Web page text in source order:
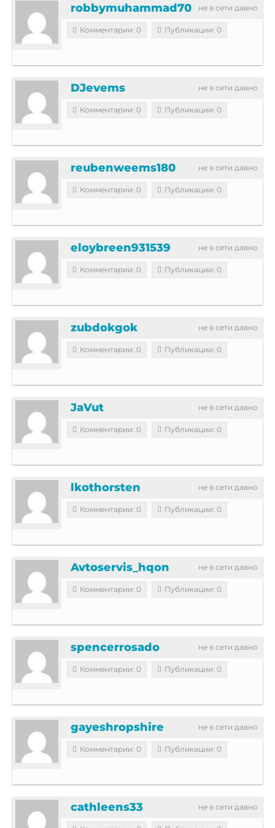
не в сети давно
robbymuhammad70
Комментарии: 0 Публикации: 0
не в сети давно
DJevems
Комментарии: 0 Публикации: 0
не в сети давно
reubenweems180
Комментарии: 0 Публикации: 0
не в сети давно
eloybreen931539
Комментарии: 0 Публикации: 0
не в сети давно
zubdokgok
Комментарии: 0 Публикации: 0
не в сети давно
JaVut
Комментарии: 0 Публикации: 0
не в сети давно
lkothorsten
Комментарии: 0 Публикации: 0
не в сети давно
Avtoservis_hqon
Комментарии: 0 Публикации: 0
не в сети давно
spencerrosado
Комментарии: 0 Публикации: 0
не в сети давно
gayeshropshire
Комментарии: 0 Публикации: 0
не в сети давно
cathleens33